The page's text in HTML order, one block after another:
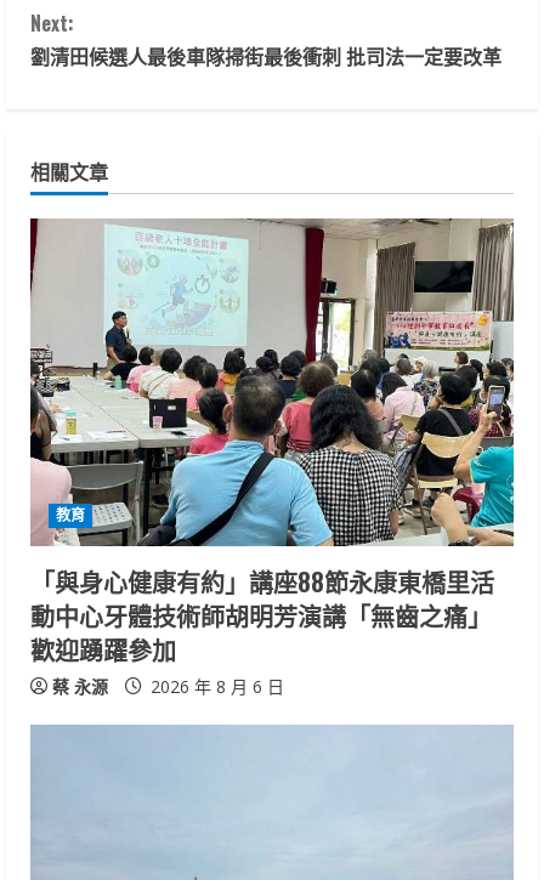
n
i
n
u
e
R
e
a
d
i
n
g
Next:
劉清田候選人最後車隊掃街最後衝刺 批司法一定要改革
相關文章
教育
「與身心健康有約」講座88節永康東橋里活
動中心牙體技術師胡明芳演講「無齒之痛」
歡迎踴躍參加
蔡 永源 2026 年 8 月 6 日